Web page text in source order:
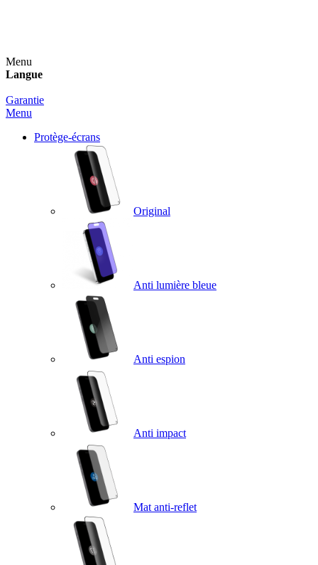
Menu
Langue
Garantie
Menu
Protège-écrans
Original
Anti lumière bleue
Anti espion
Anti impact
Mat anti-reflet